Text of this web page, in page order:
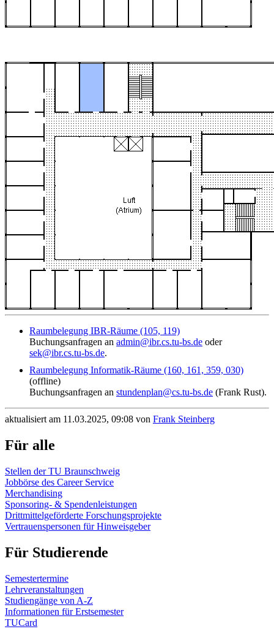
Raumbelegung IBR-Räume (105, 119)
Buchungsanfragen an admin@ibr.cs.tu-bs.de oder
sek@ibr.cs.tu-bs.de.
Raumbelegung Informatik-Räume (160, 161, 359, 030)
(offline)
Buchungsanfragen an stundenplan@cs.tu-bs.de (Frank Rust).
aktualisiert am 11.03.2025, 09:08 von Frank Steinberg
Für alle
Stellen der TU Braunschweig
Jobbörse des Career Service
Merchandising
Sponsoring- & Spendenleistungen
Drittmittelgeförderte Forschungsprojekte
Vertrauenspersonen für Hinweisgeber
Für Studierende
Semestertermine
Lehrveranstaltungen
Studiengänge von A-Z
Informationen für Erstsemester
TUCard